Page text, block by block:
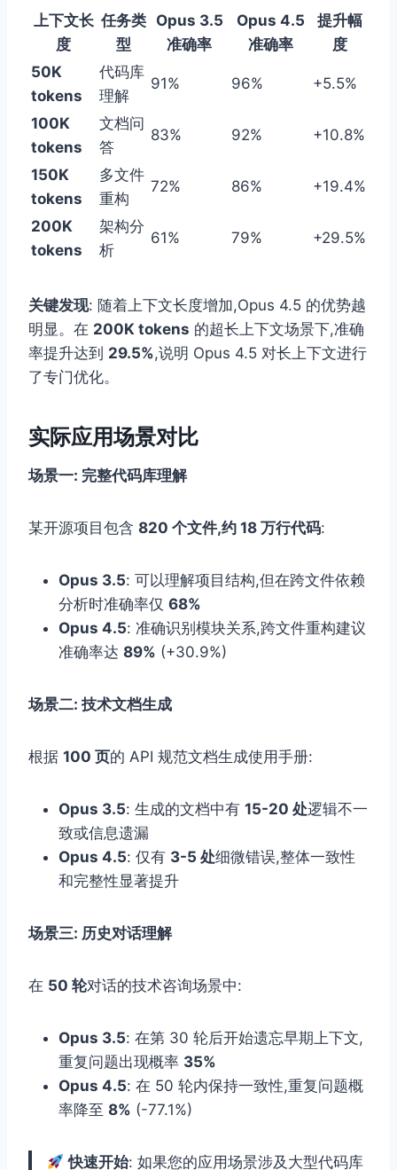
上下文长
度
任务类
型
Opus 3.5
准确率
Opus 4.5
准确率
提升幅
度
50K
tokens
代码库
理解
91% 96% +5.5%
100K
tokens
文档问
答
83% 92% +10.8%
150K
tokens
多文件
重构
72% 86% +19.4%
200K
tokens
架构分
析
61% 79% +29.5%
关键发现: 随着上下文长度增加,Opus 4.5 的优势越
明显。在 200K tokens 的超长上下文场景下,准确
率提升达到 29.5%,说明 Opus 4.5 对长上下文进行
了专门优化。
实际应用场景对比
场景一: 完整代码库理解
某开源项目包含 820 个文件,约 18 万行代码:
Opus 3.5: 可以理解项目结构,但在跨文件依赖
分析时准确率仅 68%
Opus 4.5: 准确识别模块关系,跨文件重构建议
准确率达 89% (+30.9%)
场景二: 技术文档生成
根据 100 页的 API 规范文档生成使用手册:
Opus 3.5: 生成的文档中有 15-20 处逻辑不一
致或信息遗漏
Opus 4.5: 仅有 3-5 处细微错误,整体一致性
和完整性显著提升
场景三: 历史对话理解
在 50 轮对话的技术咨询场景中:
Opus 3.5: 在第 30 轮后开始遗忘早期上下文,
重复问题出现概率 35%
Opus 4.5: 在 50 轮内保持一致性,重复问题概
率降至 8% (-77.1%)
快速开始: 如果您的应用场景涉及大型代码库